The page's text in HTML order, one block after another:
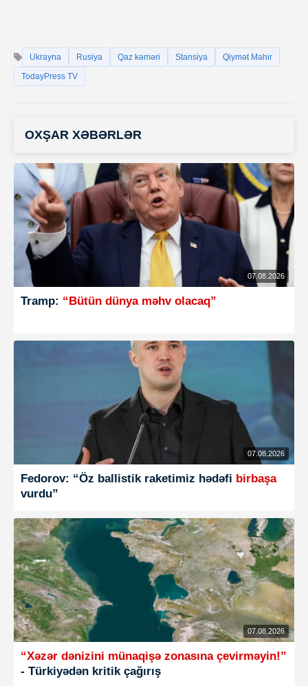
Ukrayna Rusiya Qaz kəməri Stansiya
Qiymət Mahir
TodayPress TV
OXŞAR XƏBƏRLƏR
07.08.2026
Tramp: “Bütün dünya məhv olacaq”
07.08.2026
Fedorov: “Öz ballistik raketimiz hədəfi birbaşa
vurdu”
07.08.2026
“Xəzər dənizini münaqişə zonasına çevirməyin!”
- Türkiyədən kritik çağırış